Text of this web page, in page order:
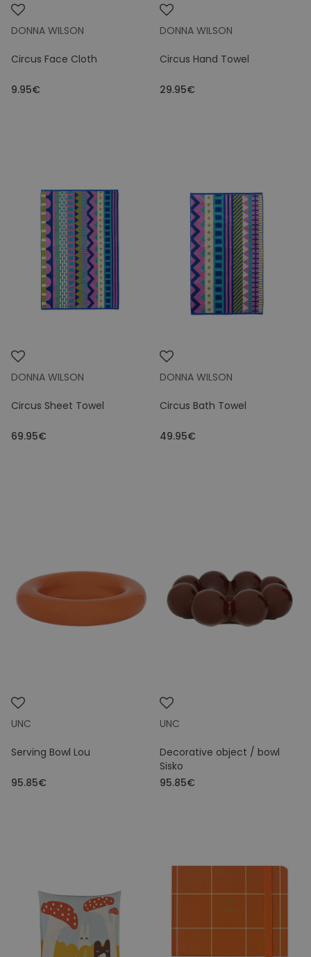
Price
DONNA WILSON
Circus Face Cloth
9.95€
DONNA WILSON
Circus Hand Towel
29.95€
DONNA WILSON
Circus Sheet Towel
69.95€
DONNA WILSON
Circus Bath Towel
49.95€
UNC
Serving Bowl Lou
95.85€
UNC
Decorative object / bowl
Sisko
95.85€